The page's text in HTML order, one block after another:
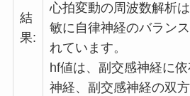
結
果:
心拍変動の周波数解析
敏に自律神経のバラン
れています。
hf値は、副交感神経に
神経、副交感神経の双